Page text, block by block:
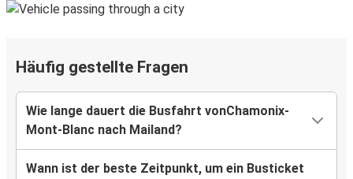
Häufig gestellte Fragen
Wie lange dauert die Busfahrt vonChamonix-
Mont-Blanc nach Mailand?
Wann ist der beste Zeitpunkt, um ein Busticket